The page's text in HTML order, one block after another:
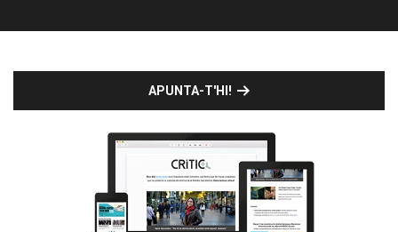
APUNTA-T'HI!